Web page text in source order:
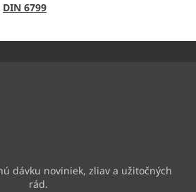
DIN 6799